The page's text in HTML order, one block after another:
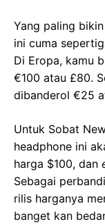
Yang paling
ini cuma
Di Eropa, kamu
€100 atau £80.
dibanderol €25
Untuk Sobat
headphone ini
harga $100, dan
Sebagai
rilis harganya
banget kan